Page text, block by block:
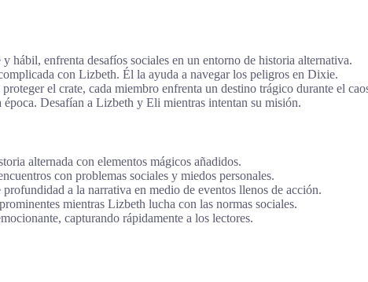
hábil, enfrenta desafíos sociales en un entorno de historia alternativa.
con Lizbeth. Él la ayuda a navegar los peligros en Dixie.
el crate, cada miembro enfrenta un destino trágico durante el
época. Desafían a Lizbeth y Eli mientras intentan su misión.
alternada con elementos mágicos añadidos.
con problemas sociales y miedos personales.
a la narrativa en medio de eventos llenos de acción.
mientras Lizbeth lucha con las normas sociales.
capturando rápidamente a los lectores.